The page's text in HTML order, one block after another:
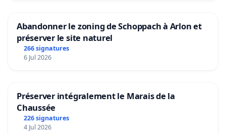
Abandonner le zoning de Schoppach à Arlon et
préserver le site naturel
266 signatures
6 Jul 2026
Préserver intégralement le Marais de la
Chaussée
226 signatures
4 Jul 2026